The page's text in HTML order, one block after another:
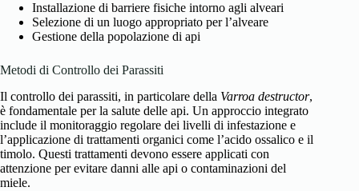
Installazione di barriere fisiche intorno agli alveari
Selezione di un luogo appropriato per l’alveare
Gestione della popolazione di api
Metodi di Controllo dei Parassiti
Il controllo dei parassiti, in particolare della Varroa destructor,
è fondamentale per la salute delle api. Un approccio integrato
include il monitoraggio regolare dei livelli di infestazione e
l’applicazione di trattamenti organici come l’acido ossalico e il
timolo. Questi trattamenti devono essere applicati con
attenzione per evitare danni alle api o contaminazioni del
miele.